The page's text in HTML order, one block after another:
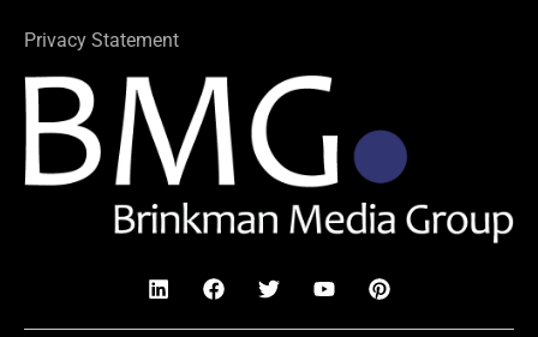
Privacy Statement